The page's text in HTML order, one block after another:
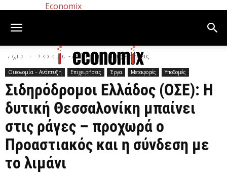
Economix
Αρχική Οικονομία – Ανάπτυξη Επιχειρήσεις
Οικονομία – Ανάπτυξη Επιχειρήσεις Έργα Μεταφορές Υποδομές
Σιδηρόδρομοι Ελλάδος (ΟΣΕ): Η
δυτική Θεσσαλονίκη μπαίνει
στις ράγες – προχωρά ο
Προαστιακός και η σύνδεση με
το λιμάνι